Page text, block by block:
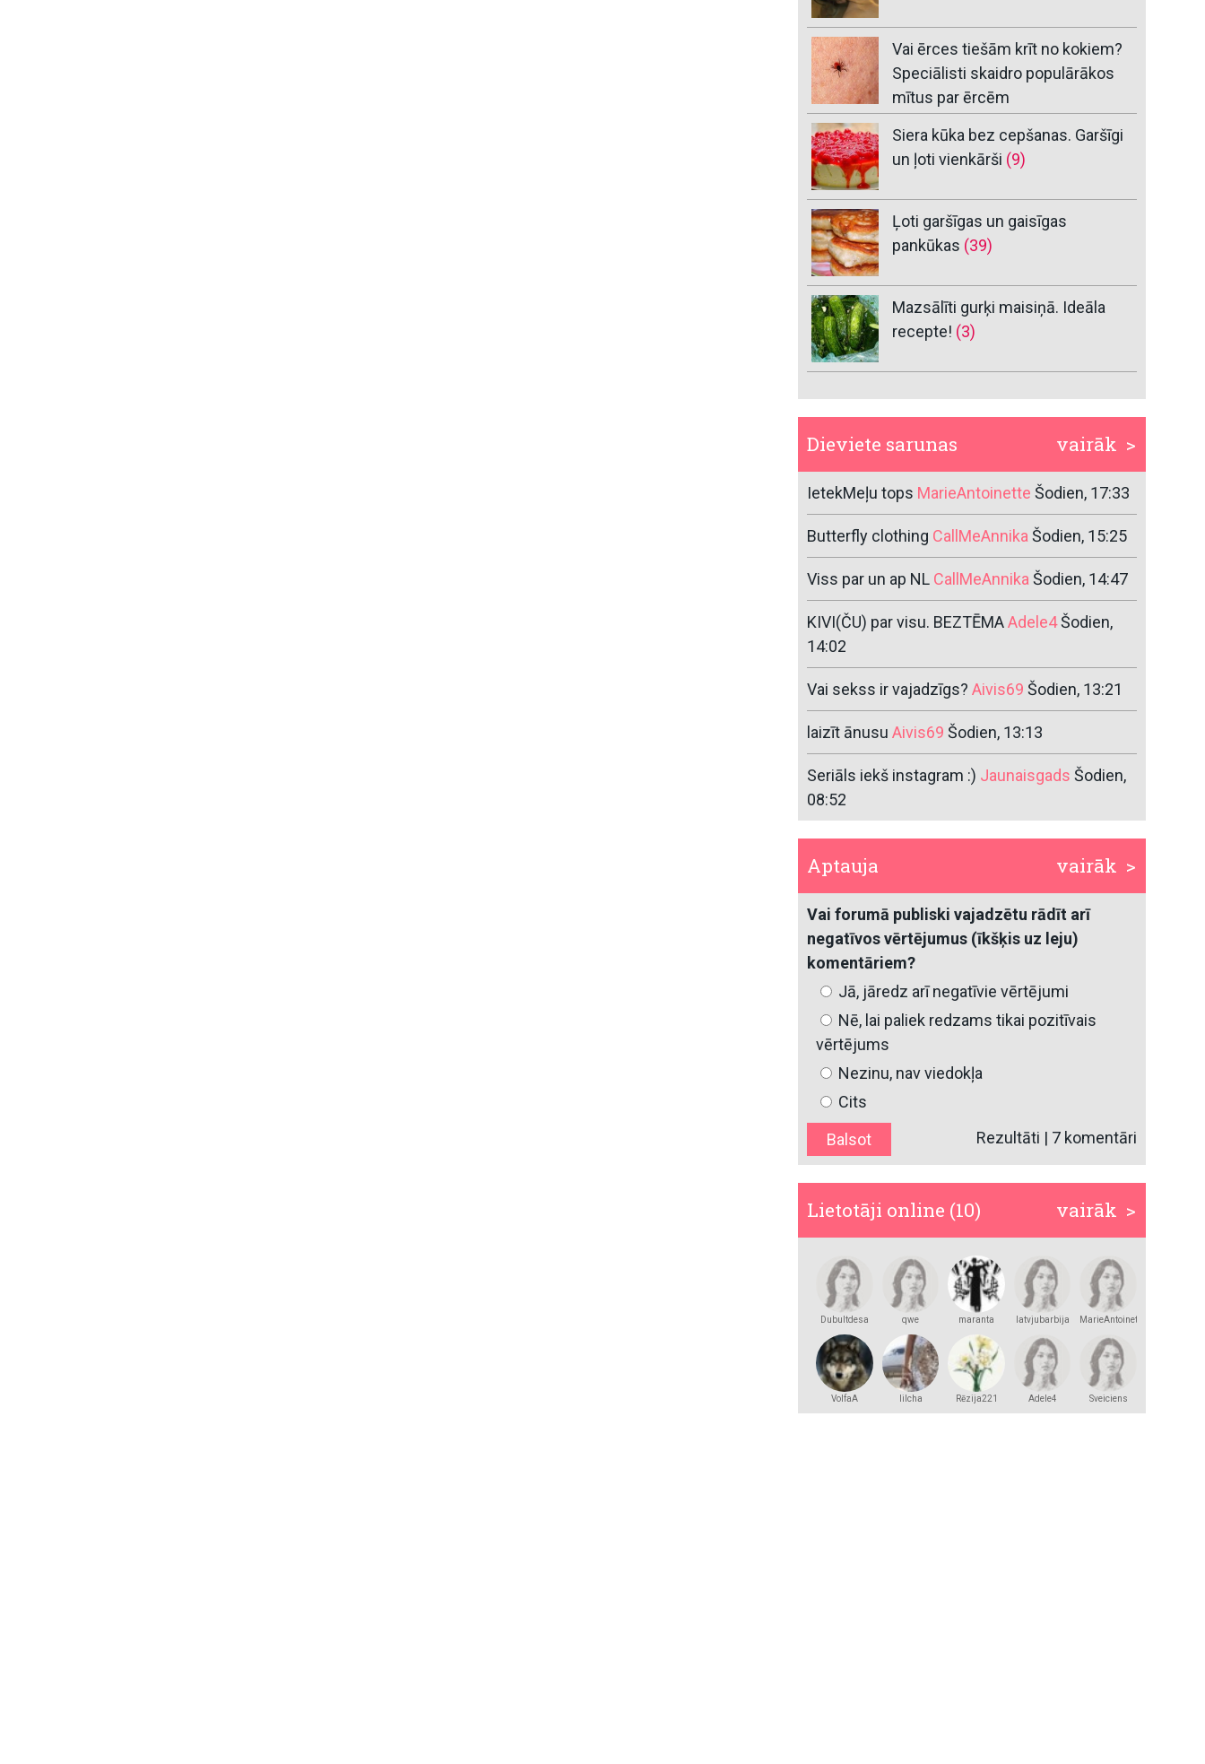
Vai ērces tiešām krīt no kokiem?
Speciālisti skaidro populārākos
mītus par ērcēm
Siera kūka bez cepšanas. Garšīgi
un ļoti vienkārši (9)
Ļoti garšīgas un gaisīgas
pankūkas (39)
Mazsālīti gurķi maisiņā. Ideāla
recepte! (3)
vairāk >
Dieviete sarunas
IetekMeļu tops MarieAntoinette Šodien, 17:33
Butterfly clothing CallMeAnnikaŠodien, 15:25
Viss par un ap NL CallMeAnnikaŠodien, 14:47
KIVI(ČU) par visu. BEZTĒMAAdele4Šodien,
14:02
Vai sekss ir vajadzīgs?Aivis69 Šodien, 13:21
laizīt ānusu Aivis69 Šodien, 13:13
Seriāls iekš instagram :) Jaunaisgads Šodien,
08:52
vairāk >
Aptauja
Vai forumā publiski vajadzētu rādīt arī
negatīvos vērtējumus (īkšķis uz leju)
komentāriem?
Jā, jāredz arī negatīvie vērtējumi
Nē, lai paliek redzams tikai pozitīvais
vērtējums
Nezinu, nav viedokļa
Cits
Rezultāti | 7 komentāri
vairāk >
Lietotāji online (10)
Dubultdesa qwe maranta latvjubarbija MarieAntoinette
VolfaA lilcha Rēzija221 Adele4 Sveiciens